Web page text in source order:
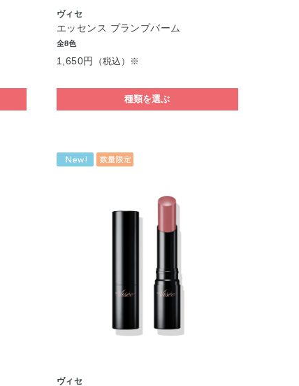
ヴィセ
エッセンス プランプバーム
全8色
1,650円 （税込）※
種類を選ぶ
ヴィセ